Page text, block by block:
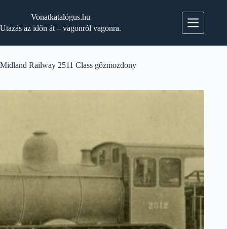
Vonatkatalógus.hu
Utazás az időn át – vagonról vagonra.
Midland Railway 2511 Class gőzmozdony